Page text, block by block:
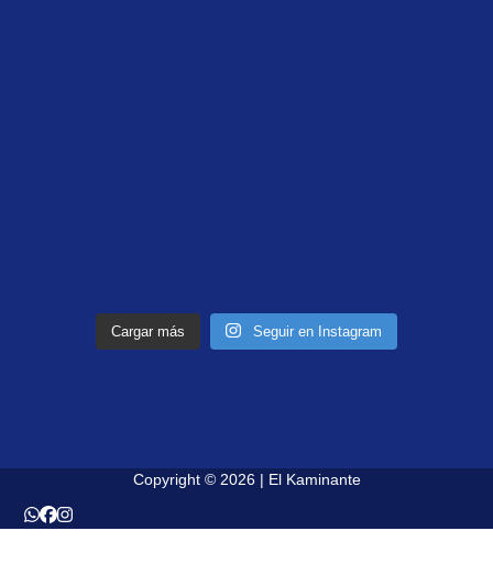
Cargar más Seguir en Instagram
Copyright © 2026 | El Kaminante